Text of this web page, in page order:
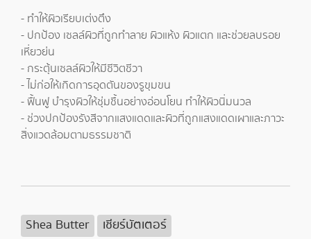
- ทำให้ผิวเรียบเต่งตึง
- ปกป้อง เซลล์ผิวที่ถูกทำลาย ผิวแห้ง ผิวแตก และช่วยลบรอย
เหี่ยวย่น
- กระตุ้นเซลล์ผิวให้มีชีวิตชีวา
- ไม่ก่อให้เกิดการอุดตันของรูขุมขน
- ฟื้นฟู บำรุงผิวให้ชุ่มชื้นอย่างอ่อนโยน ทำให้ผิวนิ่มนวล
- ช่วงปกป้องรังสีจากแสงแดดและผิวที่ถูกแสงแดดเผาและภาวะ
สิ่งแวดล้อมตามธรรมชาติ
Shea Butter เชียร์บัตเตอร์